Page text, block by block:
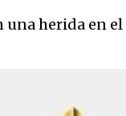
una herida en